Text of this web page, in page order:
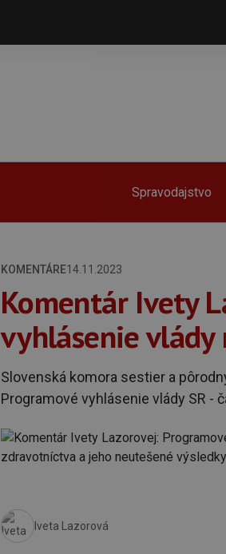
Spravodajstvo
KOMENTÁRE14.11.2023
Komentár Ivety
vyhlásenie vlády
Slovenská komora sestier a
Programové vyhlásenie vlády SR -
Iveta Lazorová